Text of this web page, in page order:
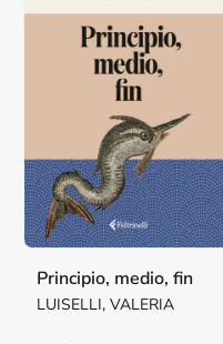
Principio, medio, fin
LUISELLI, VALERIA